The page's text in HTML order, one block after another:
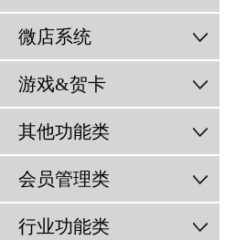
微店系统
游戏&贺卡
其他功能类
会员管理类
行业功能类